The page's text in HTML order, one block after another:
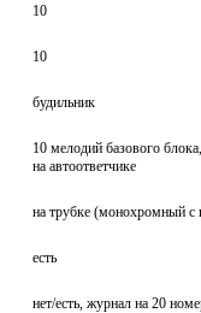
10
10
будильник
10 мелодий базового
на автоответчике
на трубке (монохромный с
есть
нет/есть, журнал на 20